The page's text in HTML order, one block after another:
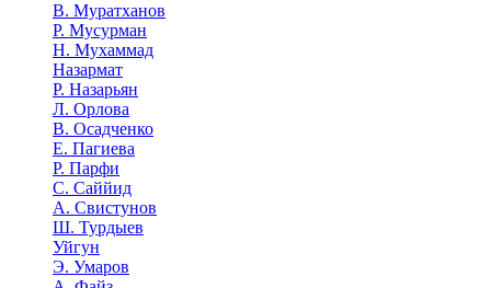
В. Муратханов
Р. Мусурман
Н. Мухаммад
Назармат
Р. Назарьян
Л. Орлова
В. Осадченко
Е. Пагиева
Р. Парфи
С. Саййид
А. Свистунов
Ш. Турдыев
Уйгун
Э. Умаров